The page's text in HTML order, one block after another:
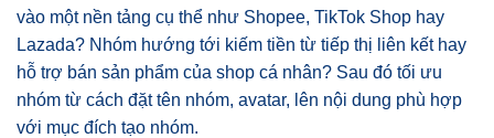
vào một nền tảng cụ thể như Shopee, TikTok Shop hay
Lazada? Nhóm hướng tới kiếm tiền từ tiếp thị liên kết hay
hỗ trợ bán sản phẩm của shop cá nhân? Sau đó tối ưu
nhóm từ cách đặt tên nhóm, avatar, lên nội dung phù hợp
với mục đích tạo nhóm.